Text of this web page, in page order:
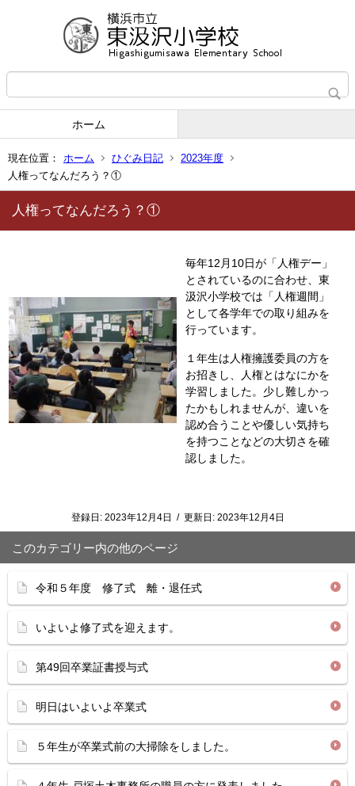
ホーム
現在位置： ホーム ひぐみ日記
2023年度
人権ってなんだろう？①
人権ってなんだろう？①
毎年12月10日が「人権デー」
とされているのに合わせ、東
汲沢小学校では「人権週間」
として各学年での取り組みを
行っています。
１年生は人権擁護委員の方を
お招きし、人権とはなにかを
学習しました。少し難しかっ
たかもしれませんが、違いを
認め合うことや優しい気持ち
を持つことなどの大切さを確
認しました。
登録日: 2023年12月4日 / 更新日: 2023年12月4日
このカテゴリー内の他のページ
令和５年度 修了式 離・退任式
いよいよ修了式を迎えます。
第49回卒業証書授与式
明日はいよいよ卒業式
５年生が卒業式前の大掃除をしました。